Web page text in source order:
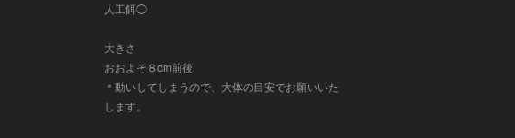
人工餌◯
大きさ
おおよそ８cm前後
＊動いしてしまうので、大体の目安でお願いいた
します。